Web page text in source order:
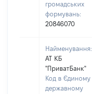
громадських
формувань:
20846070
Найменування:
АТ КБ
"ПриватБанк"
Код в Єдиному
державному